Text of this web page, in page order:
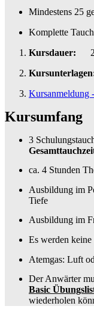
Mindestens 25
Komplette
Kursdauer:
Kursanmeldung -
Kursumfang
3
ca. 4 Stunden
Ausbildung im
Tiefe
Ausbildung im
Es werden
Atemgas: Luft
Der Anwärter
Basic
wiederholen